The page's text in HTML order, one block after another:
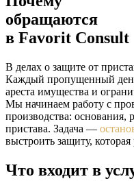
обращаются
в Favorit Consult
В делах о защите от
Каждый пропущенный
ареста имущества и
Мы начинаем работу с
производства: основания,
пристава. Задача —
выстроить защиту, которая
Что входит в